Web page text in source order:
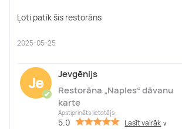
Ļoti patīk šis restorāns
2025-05-25
Je
✔
Jevgēnijs
Restorāna „Naples“ dāvanu
karte
Apstiprināts lietotājs
5.0 Lasīt vairāk ∨